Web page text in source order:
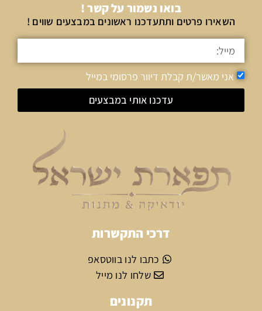
בואו נשמור על קשר !
השאירו פרטים ותתעדכנו ראשונים במבצעים שווים !
אני מאשר/ת קבלת דיוור פרסומי במייל
עדכנו אותי במבצעים
דרכי התקשרות
כתבו לנו בווטסאפ
שלחו לנו מייל
תקנונים